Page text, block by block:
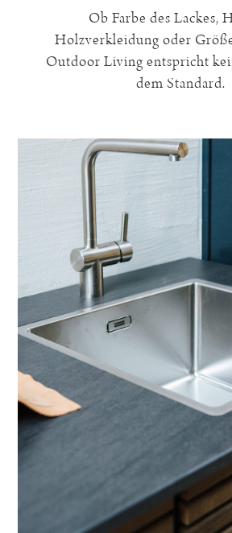
Ob Farbe des Lackes,
Holzverkleidung oder
Outdoor Living entspricht
dem Standard.